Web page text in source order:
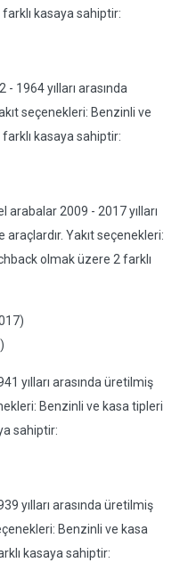
kasaya sahiptir:
1964 yılları arasında
seçenekleri: Benzinli ve
kasaya sahiptir:
arabalar 2009 - 2017 yılları
Yakıt seçenekleri:
olmak üzere 2 farklı
yılları arasında üretilmiş
Benzinli ve kasa tipleri
sahiptir:
yılları arasında üretilmiş
Benzinli ve kasa
kasaya sahiptir: